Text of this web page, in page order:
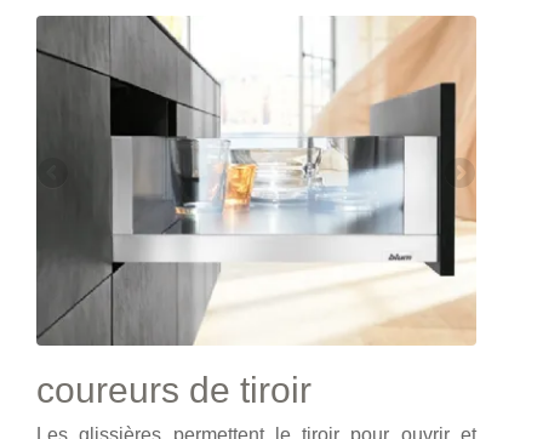
coureurs de tiroir
Les glissières permettent le tiroir pour ouvrir et